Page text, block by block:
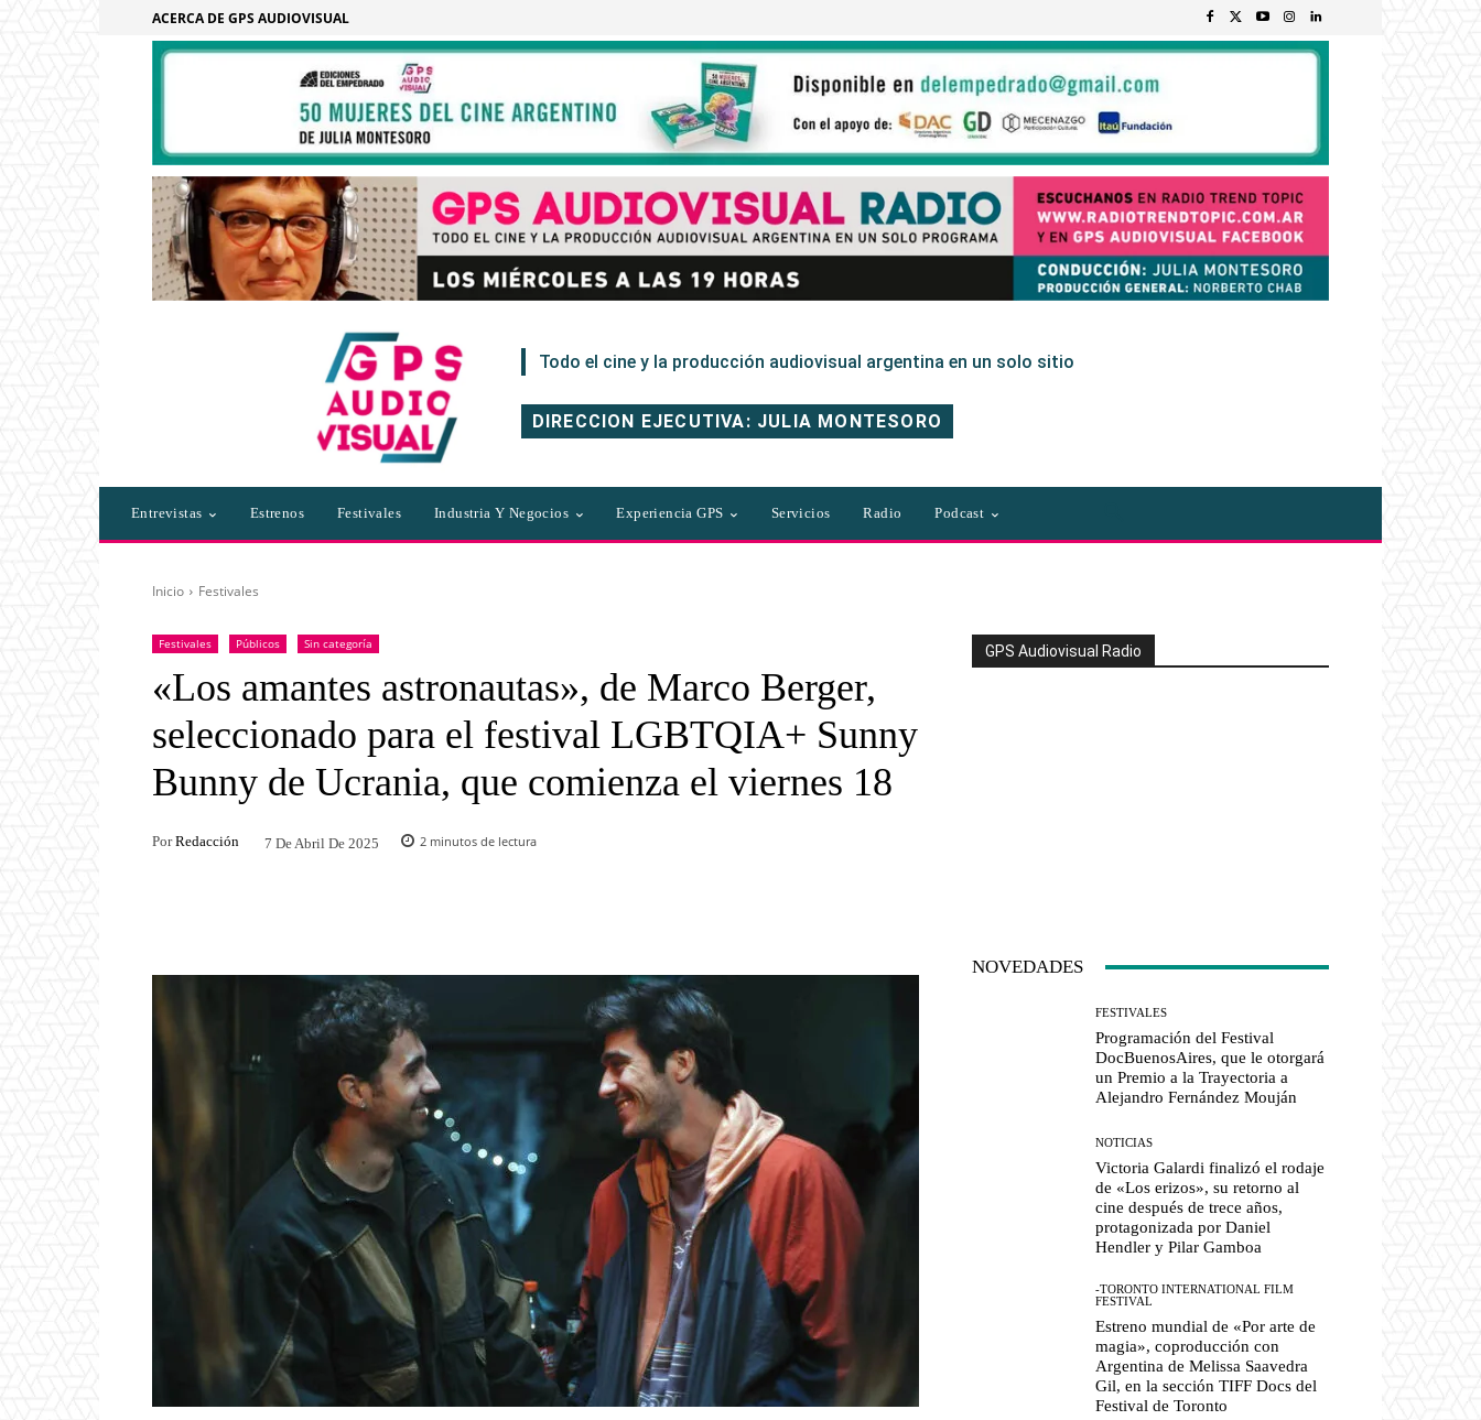
ACERCA DE GPS AUDIOVISUAL
Todo el cine y la producción audiovisual argentina en un solo sitio
DIRECCION EJECUTIVA: JULIA MONTESORO
Entrevistas Estrenos Festivales Industria Y Negocios Experiencia GPS Servicios Radio Podcast
Inicio Festivales
Festivales Públicos Sin categoría
«Los amantes astronautas», de Marco Berger,
seleccionado para el festival LGBTQIA+ Sunny
Bunny de Ucrania, que comienza el viernes 18
Por Redacción 7 De Abril De 2025 2 minutos de lectura
GPS Audiovisual Radio
NOVEDADES
FESTIVALES
Programación del Festival
DocBuenosAires, que le otorgará
un Premio a la Trayectoria a
Alejandro Fernández Mouján
NOTICIAS
Victoria Galardi finalizó el rodaje
de «Los erizos», su retorno al
cine después de trece años,
protagonizada por Daniel
Hendler y Pilar Gamboa
-TORONTO INTERNATIONAL FILM
FESTIVAL
Estreno mundial de «Por arte de
magia», coproducción con
Argentina de Melissa Saavedra
Gil, en la sección TIFF Docs del
Festival de Toronto